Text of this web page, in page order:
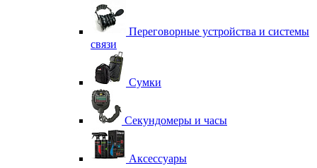
Переговорные устройства и системы
связи
Сумки
Секундомеры и часы
Аксессуары